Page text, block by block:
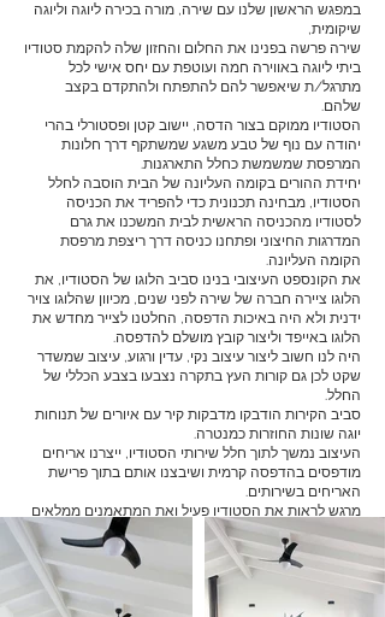
במפגש הראשון שלנו עם שירה, מורה בכירה ליוגה וליוגה
שיקומית,
שירה פרשה בפנינו את החלום והחזון שלה להקמת סטודיו
ביתי ליוגה באווירה חמה ועוטפת עם יחס אישי לכל
מתרגל/ת שיאפשר להם להתפתח ולהתקדם בקצב
שלהם.
הסטודיו ממוקם בצור הדסה, יישוב קטן ופסטורלי בהרי
יהודה עם נוף של טבע משגע שמשתקף דרך חלונות
המרפסת שמשמשת כחלל התארגנות.
יחידת ההורים בקומה העליונה של הבית הוסבה לחלל
הסטודיו, מבחינה תכנונית כדי להפריד את הכניסה
לסטודיו מהכניסה הראשית לבית המשכנו את גרם
המדרגות החיצוני ופתחנו כניסה דרך ריצפת מרפסת
הקומה העליונה.
את הקונספט העיצובי בנינו סביב הלוגו של הסטודיו, את
הלוגו ציירה חברה של שירה לפני שנים, מכיוון שהלוגו צויר
ידנית ולא היה באיכות הדפסה, החלטנו לצייר מחדש את
הלוגו באייפד וליצור קובץ מושלם להדפסה.
היה לנו חשוב ליצור עיצוב נקי, עדין ורגוע, עיצוב שמשדר
שקט לכן גם קורות העץ בתקרה נצבעו בצבע הכללי של
החלל.
סביב הקירות הודבקו מדבקות קיר עם איורים של תנוחות
יוגה שונות החוזרות כמנטרה.
העיצוב נמשך לתוך חלל שירותי הסטודיו, ייצרנו אריחים
מודפסים בהדפסה קרמית ושיבצנו אותם בתוך פרישת
האריחים בשירותים.
מרגש לראות את הסטודיו פעיל ואת המתאמנים ממלאים